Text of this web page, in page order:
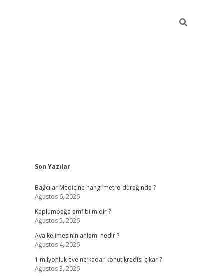
Sidebar
Son Yazılar
Bağcılar Medicine hangi metro durağında ?
Ağustos 6, 2026
Kaplumbağa amfibi midir ?
Ağustos 5, 2026
Ava kelimesinin anlamı nedir ?
Ağustos 4, 2026
1 milyonluk eve ne kadar konut kredisi çıkar ?
Ağustos 3, 2026